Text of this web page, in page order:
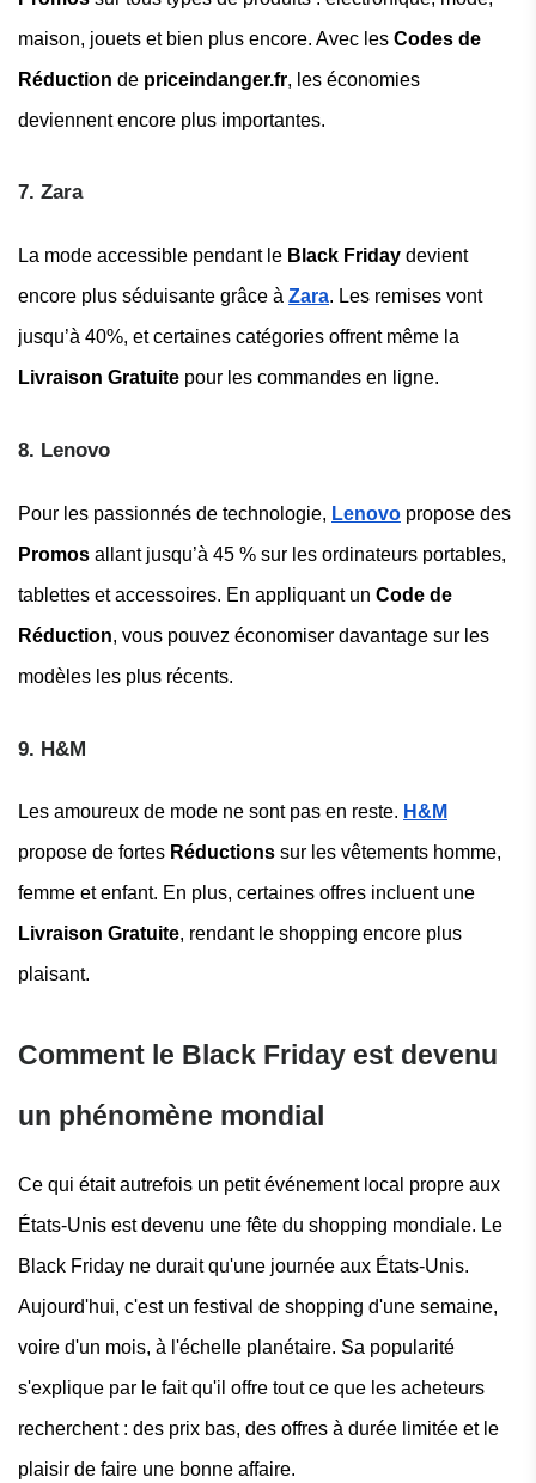
maison, jouets et bien plus encore. Avec les Codes de
Réduction de priceindanger.fr, les économies
deviennent encore plus importantes.
7. Zara
La mode accessible pendant le Black Friday devient
encore plus séduisante grâce à Zara. Les remises vont
jusqu’à 40%, et certaines catégories offrent même la
Livraison Gratuite pour les commandes en ligne.
8. Lenovo
Pour les passionnés de technologie, Lenovo propose des
Promos allant jusqu’à 45 % sur les ordinateurs portables,
tablettes et accessoires. En appliquant un Code de
Réduction, vous pouvez économiser davantage sur les
modèles les plus récents.
9. H&M
Les amoureux de mode ne sont pas en reste. H&M
propose de fortes Réductions sur les vêtements homme,
femme et enfant. En plus, certaines offres incluent une
Livraison Gratuite, rendant le shopping encore plus
plaisant.
Comment le Black Friday est devenu
un phénomène mondial
Ce qui était autrefois un petit événement local propre aux
États-Unis est devenu une fête du shopping mondiale. Le
Black Friday ne durait qu'une journée aux États-Unis.
Aujourd'hui, c'est un festival de shopping d'une semaine,
voire d'un mois, à l'échelle planétaire. Sa popularité
s'explique par le fait qu'il offre tout ce que les acheteurs
recherchent : des prix bas, des offres à durée limitée et le
plaisir de faire une bonne affaire.